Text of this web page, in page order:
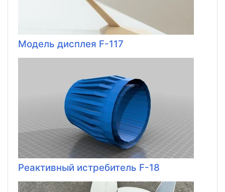
Модель дисплея F-117
Реактивный истребитель F-18